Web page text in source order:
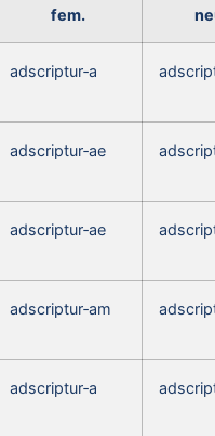
fem.
adscriptur‑a
adscriptur‑ae
adscriptur‑ae
adscriptur‑am
adscriptur‑a